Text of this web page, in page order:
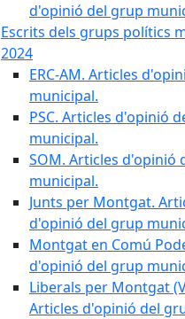
d'opinió del grup
Escrits dels grups polítics
2024
ERC-AM. Articles
municipal.
PSC. Articles d'opinió
municipal.
SOM. Articles d'opinió
municipal.
Junts per Montgat.
d'opinió del grup
Montgat en Comú
d'opinió del grup
Liberals per Montgat
Articles d'opinió del